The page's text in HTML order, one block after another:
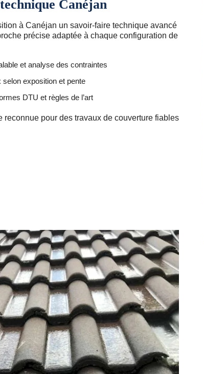
Canéjan
à Canéjan un savoir-faire technique avancé
précise adaptée à chaque configuration de
et analyse des contraintes
exposition et pente
DTU et règles de l’art
reconnue pour des travaux de couverture fiables